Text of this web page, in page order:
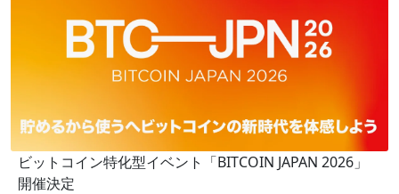
ビットコイン特化型イベント「BITCOIN JAPAN 2026」
開催決定